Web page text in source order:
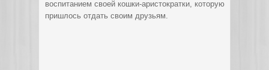
воспитанием своей кошки-аристократки, которую
пришлось отдать своим друзьям.